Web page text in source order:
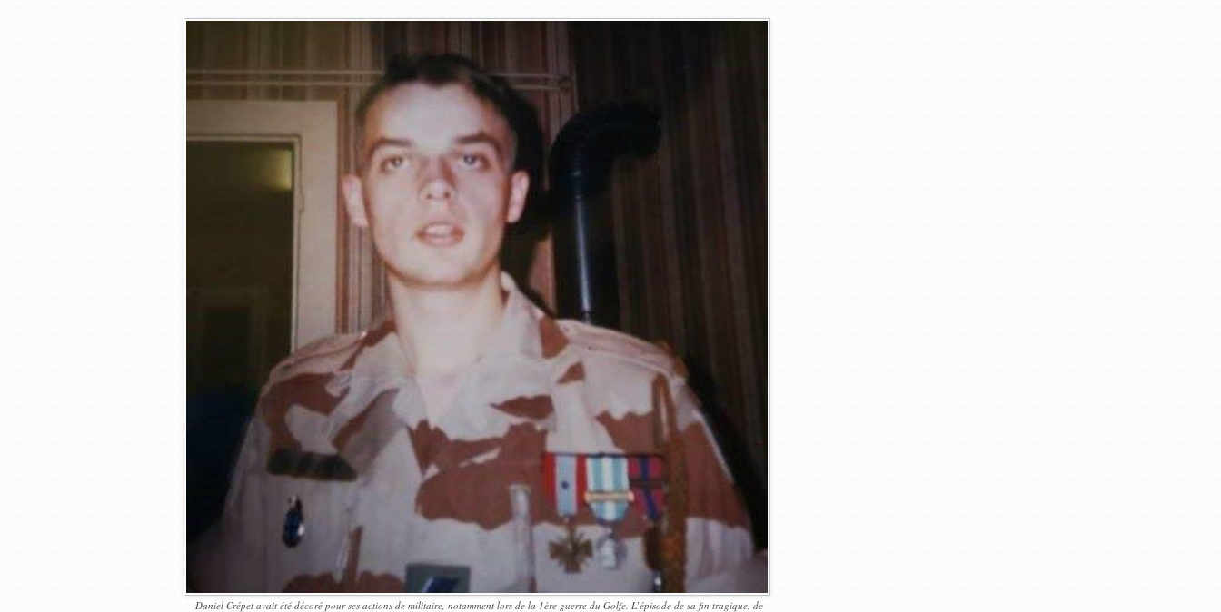
Daniel Crépet avait été décoré pour ses actions de militaire, notamment lors de la 1ère guerre du Golfe. L’épisode de sa fin tragique, de